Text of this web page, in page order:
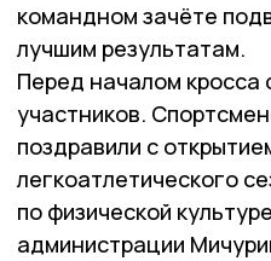
командном зачёте
лучшим результатам.
Перед началом кросса
участников.
поздравили с
легкоатлетического
по физической
администрации